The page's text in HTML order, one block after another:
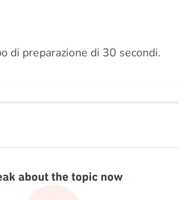
di preparazione di 30 secondi.